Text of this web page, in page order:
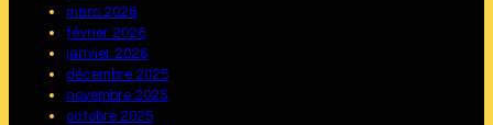
mars 2026
février 2026
janvier 2026
décembre 2025
novembre 2025
octobre 2025